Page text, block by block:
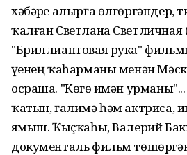
хәбәрҙе алырға
ҡалған Светлана Светличная
"Бриллиантовая рука"
үҙенең ҡаһарманы менән
осраша. "Көҙгө имән
ҡатын, ғалимә һәм актриса,
яҙмыш. Ҡыҫҡаһы, Валерий
документаль фильм